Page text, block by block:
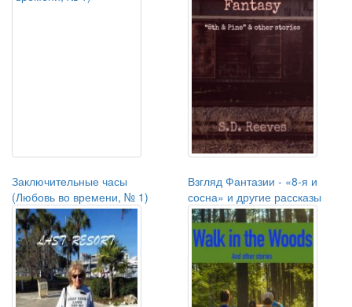
Заключительные часы
(Любовь во времени, № 1)
Взгляд Фантазии - «8-я и
сосна» и другие рассказы